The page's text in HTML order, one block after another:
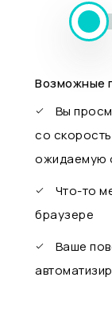
Возможные
Вы
со
ожидаемую
Что-то
браузере
Ваше